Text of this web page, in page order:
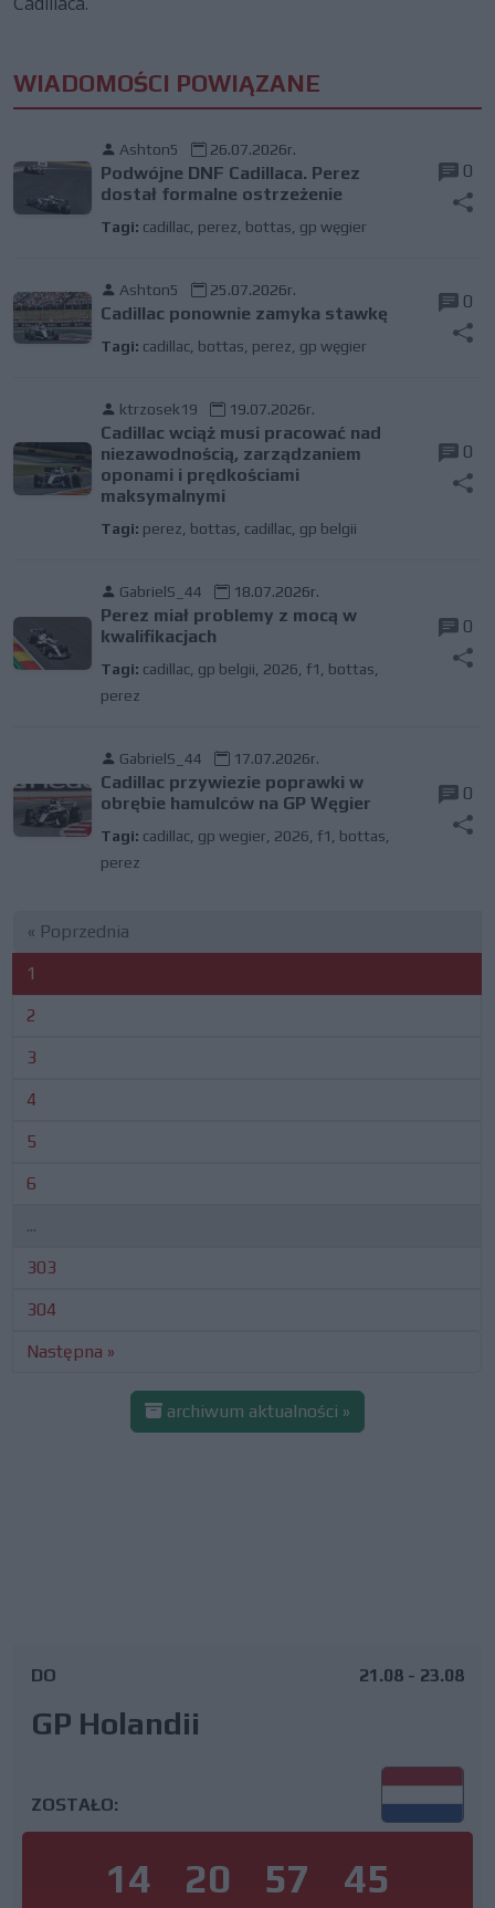
WIADOMOŚCI POWIĄZANE
Ashton5 26.07.2026r.
Podwójne DNF Cadillaca. Perez
dostał formalne ostrzeżenie
Tagi: cadillac, perez bottas gp węgier
0
Ashton5 25.07.2026r.
Cadillac ponownie zamyka stawkę
Tagi: cadillac, bottas perez gp węgier
0
ktrzosek19 19.07.2026r.
Cadillac wciąż musi pracować nad
niezawodnością, zarządzaniem
oponami i prędkościami
maksymalnymi
Tagi: perez bottas cadillac, gp belgii
0
GabrielS_44 18.07.2026r.
Perez miał problemy z mocą w
kwalifikacjach
Tagi: cadillac, gp belgii 2026 f1 bottas
perez
0
GabrielS_44 17.07.2026r.
Cadillac przywiezie poprawki w
obrębie hamulców na GP Węgier
Tagi: cadillac, gp wegier 2026 f1 bottas
perez
0
« Poprzednia
1
2
3
4
5
6
...
303
304
Następna »
archiwum aktualności »
DO
GP Holandii
21.08 - 23.08
ZOSTAŁO:
14 20 57 44